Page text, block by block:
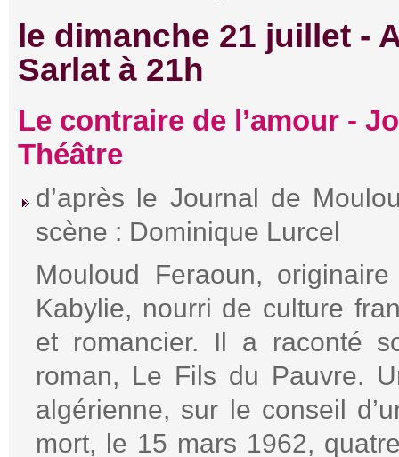
le dimanche 21 juillet -
Sarlat à 21h
Le contraire de l’amour -
Théâtre
d’après le Journal de
scène : Dominique Lurcel
Mouloud Feraoun,
Kabylie, nourri de culture
et romancier. Il a raconté
roman, Le Fils du Pauvre.
algérienne, sur le conseil
mort, le 15 mars 1962,